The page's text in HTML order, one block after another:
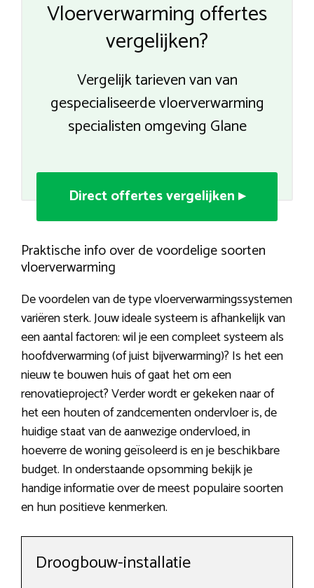
Vloerverwarming offertes
vergelijken?
Vergelijk tarieven van van
gespecialiseerde vloerverwarming
specialisten omgeving Glane
Direct offertes vergelijken ▸
Praktische info over de voordelige soorten
vloerverwarming
De voordelen van de type vloerverwarmingssystemen
variëren sterk. Jouw ideale systeem is afhankelijk van
een aantal factoren: wil je een compleet systeem als
hoofdverwarming (of juist bijverwarming)? Is het een
nieuw te bouwen huis of gaat het om een
renovatieproject? Verder wordt er gekeken naar of
het een houten of zandcementen ondervloer is, de
huidige staat van de aanwezige ondervloed, in
hoeverre de woning geïsoleerd is en je beschikbare
budget. In onderstaande opsomming bekijk je
handige informatie over de meest populaire soorten
en hun positieve kenmerken.
Droogbouw-installatie